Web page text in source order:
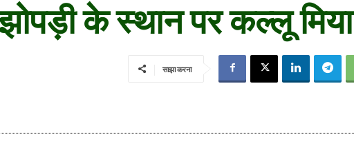
के स्थान पर कल्लू
साझा करना